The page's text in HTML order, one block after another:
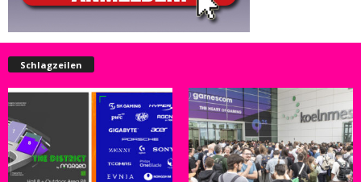
Schlagzeilen